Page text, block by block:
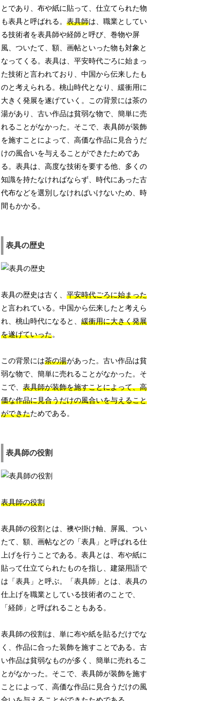
とであり、布や紙に貼って、仕立てられた物
も表具と呼ばれる。表具師は、職業としてい
る技術者を表具師や経師と呼び、巻物や屏
風、ついたて、額、画帖といった物も対象と
なってくる。表具は、平安時代ごろに始まっ
た技術と言われており、中国から伝来したも
のと考えられる。桃山時代となり、緩衝用に
大きく発展を遂げていく。この背景には茶の
湯があり、古い作品は貧弱な物で、簡単に売
れることがなかった。そこで、表具師が装飾
を施すことによって、高価な作品に見合うだ
けの風合いを与えることができたためであ
る。表具は、高度な技術を要する他、多くの
知識を持たなければならず、時代にあった古
代布などを選別しなければいけないため、時
間もかかる。
表具の歴史
表具の歴史は古く、平安時代ごろに始まった
と言われている。中国から伝来したと考えら
れ、桃山時代になると、緩衝用に大きく発展
を遂げていった。
この背景には茶の湯があった。古い作品は貧
弱な物で、簡単に売れることがなかった。そ
こで、表具師が装飾を施すことによって、高
価な作品に見合うだけの風合いを与えること
ができたためである。
表具師の役割
表具師の役割
表具師の役割とは、襖や掛け軸、屏風、つい
たて、額、画帖などの「表具」と呼ばれる仕
上げを行うことである。表具とは、布や紙に
貼って仕立てられたものを指し、建築用語で
は「表具」と呼ぶ。「表具師」とは、表具の
仕上げを職業としている技術者のことで、
「経師」と呼ばれることもある。
表具師の役割は、単に布や紙を貼るだけでな
く、作品に合った装飾を施すことである。古
い作品は貧弱なものが多く、簡単に売れるこ
とがなかった。そこで、表具師が装飾を施す
ことによって、高価な作品に見合うだけの風